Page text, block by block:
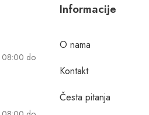
08:00 do
Informacije
O nama
Kontakt
Česta pitanja